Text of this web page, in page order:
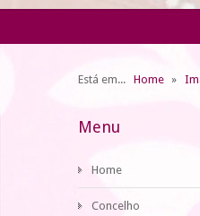
Está em... Home
Menu
Home
Concelho